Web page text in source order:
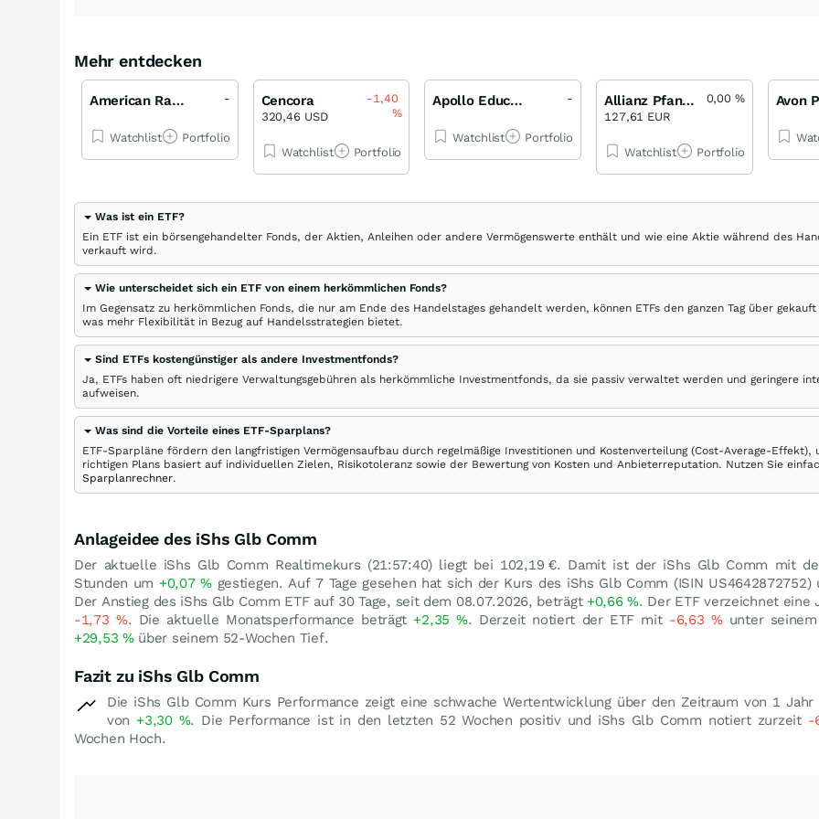
Mehr entdecken
American Railcar Industries -
Watchlist Portfolio
Cencora
320,46 USD
-1,40
%
Watchlist Portfolio
Apollo Education Group (A) -
Watchlist Portfolio
Allianz Pfandbrieffonds FCP AT EUR
127,61 EUR
0,00 %
Watchlist Portfolio
Avon
Was ist ein ETF?
Ein ETF ist ein börsengehandelter Fonds, der Aktien, Anleihen oder andere Vermögenswerte enthält und wie eine Aktie während des
verkauft wird.
Wie unterscheidet sich ein ETF von einem herkömmlichen Fonds?
Im Gegensatz zu herkömmlichen Fonds, die nur am Ende des Handelstages gehandelt werden, können ETFs den ganzen Tag über
was mehr Flexibilität in Bezug auf Handelsstrategien bietet.
Sind ETFs kostengünstiger als andere Investmentfonds?
Ja, ETFs haben oft niedrigere Verwaltungsgebühren als herkömmliche Investmentfonds, da sie passiv verwaltet werden und geringere
aufweisen.
Was sind die Vorteile eines ETF-Sparplans?
ETF-Sparpläne fördern den langfristigen Vermögensaufbau durch regelmäßige Investitionen und Kostenverteilung (Cost-Average-Effekt),
richtigen Plans basiert auf individuellen Zielen, Risikotoleranz sowie der Bewertung von Kosten und Anbieterreputation. Nutzen Sie
Sparplanrechner.
Anlageidee des iShs Glb Comm
Der aktuelle iShs Glb Comm Realtimekurs (21:57:40) liegt bei 102,19 €. Damit ist der iShs Glb Comm mit
Stunden um +0,07%gestiegen. Auf 7 Tage gesehen hat sich der Kurs des iShs Glb Comm (ISIN US4642872752)
Der Anstieg des iShs Glb Comm ETF auf 30 Tage, seit dem 08.07.2026, beträgt +0,66%. Der ETF verzeichnet eine
-1,73 %. Die aktuelle Monatsperformance beträgt +2,35%. Derzeit notiert der ETF mit -6,63 %unter seinem
+29,53 %über seinem 52-Wochen Tief.
Fazit zu iShs Glb Comm
Die iShs Glb Comm Kurs Performance zeigt eine schwache Wertentwicklung über den Zeitraum von 1
von +3,30 %. Die Performance ist in den letzten 52 Wochen positiv und iShs Glb Comm notiert zurzeit -
Wochen Hoch.